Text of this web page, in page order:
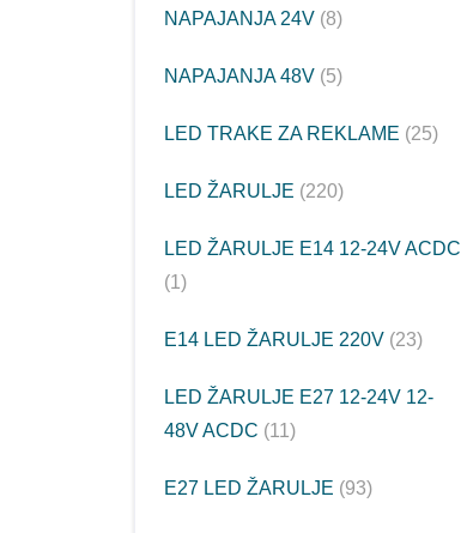
NAPAJANJA 24V 8
NAPAJANJA 48V 5
LED TRAKE ZA REKLAME 25
LED ŽARULJE 220
LED ŽARULJE E14 12-24V ACDC
1
E14 LED ŽARULJE 220V 23
LED ŽARULJE E27 12-24V 12-
48V ACDC
11
E27 LED ŽARULJE 93